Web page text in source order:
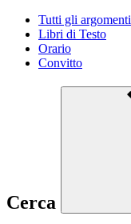
Tutti gli argomenti
Libri di Testo
Orario
Convitto
Cerca